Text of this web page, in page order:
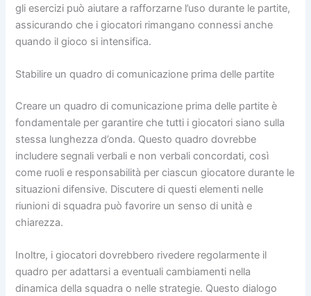
gli esercizi può aiutare a rafforzarne l’uso durante le partite,
assicurando che i giocatori rimangano connessi anche
quando il gioco si intensifica.
Stabilire un quadro di comunicazione prima delle partite
Creare un quadro di comunicazione prima delle partite è
fondamentale per garantire che tutti i giocatori siano sulla
stessa lunghezza d’onda. Questo quadro dovrebbe
includere segnali verbali e non verbali concordati, così
come ruoli e responsabilità per ciascun giocatore durante le
situazioni difensive. Discutere di questi elementi nelle
riunioni di squadra può favorire un senso di unità e
chiarezza.
Inoltre, i giocatori dovrebbero rivedere regolarmente il
quadro per adattarsi a eventuali cambiamenti nella
dinamica della squadra o nelle strategie. Questo dialogo